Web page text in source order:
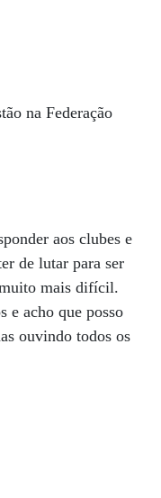
na Federação
aos clubes e
de lutar para ser
mais difícil.
e acho que posso
ouvindo todos os